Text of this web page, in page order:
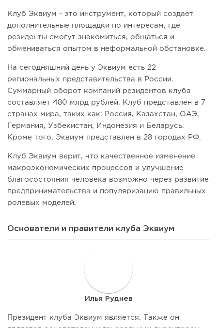
Клуб Эквиум - это инструмент, который создает
дополнительные площадки по интересам, где
резиденты смогут знакомиться, общаться и
обмениваться опытом в неформальной обстановке.
На сегодняшний день у Эквиум есть 22
региональных представительства в России.
Суммарный оборот компаний резидентов клуба
составляет 480 млрд рублей. Клуб представлен в 7
странах мира, таких как: Россия, Казахстан, ОАЭ,
Германия, Узбекистан, Индонезия и Беларусь.
Кроме того, Эквиум представлен в 28 городах РФ.
Клуб Эквиум верит, что качественное изменение
макроэкономических процессов и улучшение
благосостояния человека возможно через развитие
предпринимательства и популяризацию правильных
ролевых моделей.
Основатели и правители клуба Эквиум
Илья Руднев
Президент клуба Эквиум является. Также он